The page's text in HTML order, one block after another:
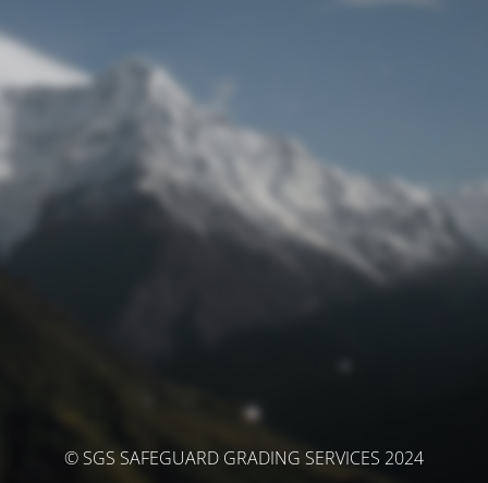
© SGS SAFEGUARD GRADING SERVICES 2024